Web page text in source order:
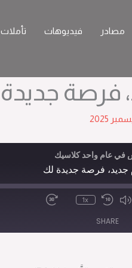
مصادر فيديوهات تأملات
في عام واحد كلاسيك
1x
SHARE